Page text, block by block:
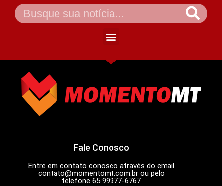
Fale Conosco
Entre em contato conosco através do email
contato@momentomt.com.brou pelo
telefone 65 99977-6767